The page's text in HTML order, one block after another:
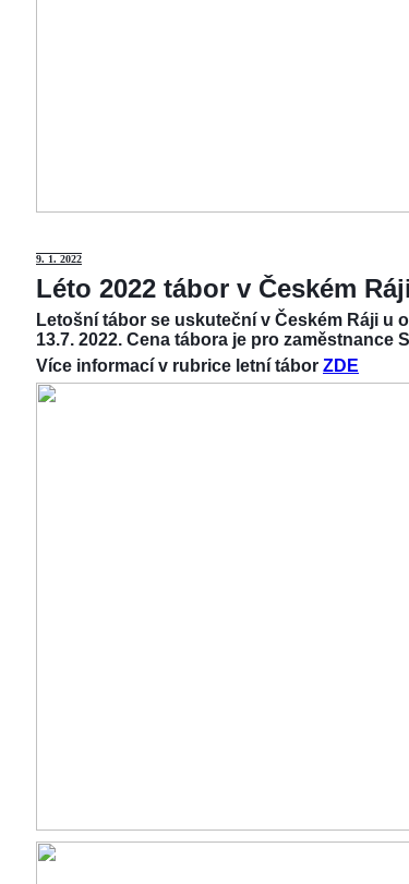
9. 1. 2022
Léto 2022 tábor v Českém
Letošní tábor se uskuteční v Českém Ráji u
13.7. 2022. Cena tábora je pro zaměstnance
Více informací v rubrice letní tábor ZDE